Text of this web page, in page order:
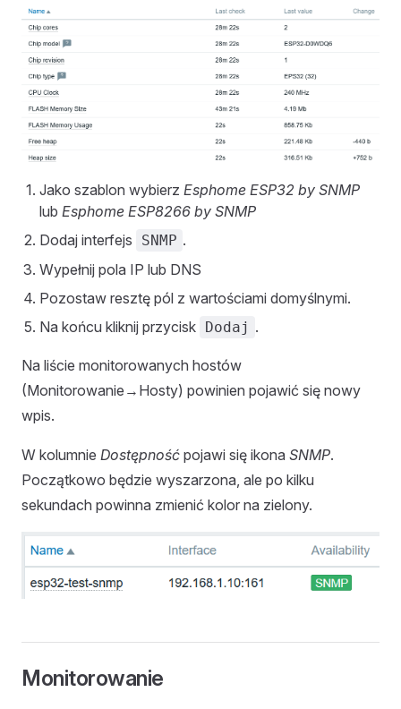
Jako szablon wybierz Esphome ESP32 by SNMP
lub Esphome ESP8266 by SNMP
Dodaj interfejs
SNMP .
Wypełnij pola IP lub DNS
Pozostaw resztę pól z wartościami domyślnymi.
Na końcu kliknij przycisk Dodaj .
Na liście monitorowanych hostów
(Monitorowanie→Hosty) powinien pojawić się nowy
wpis.
W kolumnie Dostępność pojawi się ikona SNMP.
Początkowo będzie wyszarzona, ale po kilku
sekundach powinna zmienić kolor na zielony.
Monitorowanie